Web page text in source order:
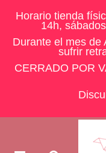
Horario tienda
14h,
Durante el mes de
sufrir
CERRADO POR